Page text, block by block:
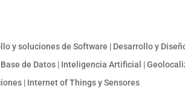
y soluciones de Software | Desarrollo y
de Datos | Inteligencia Artificial |
| Internet of Things y Sensores